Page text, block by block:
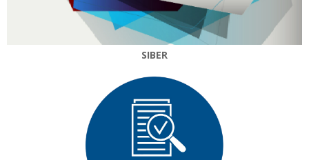
SIBER